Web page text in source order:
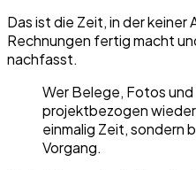
Das ist die Zeit, in der
Rechnungen fertig macht
nachfasst.
Wer Belege, Fotos
projektbezogen
einmalig Zeit, sondern
Vorgang.